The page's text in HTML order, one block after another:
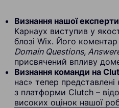
Визнання нашої
Карнаух виступив у
блозі Wix. Його коментар
Domain Questions,
присвячений впливу
Визнання команди на
нас» тепер
з платформи Clutch –
високих оцінок нашої